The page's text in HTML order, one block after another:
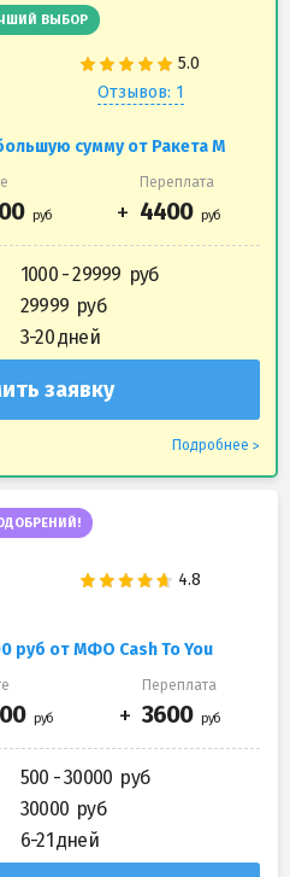
ВЫБОР
Отзывов: 1
сумму от Ракета М
Переплата
1000 - 29999
29999
3-20 дней
заявку
Подробнее
руб от МФО Cash To You
Переплата
500 - 30000
30000
6-21 дней